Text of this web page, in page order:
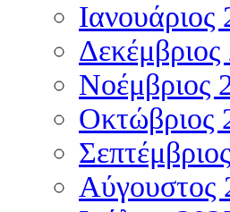
Ιανουάριος
Νοέμβριος
Οκτώβριος
Αύγουστος